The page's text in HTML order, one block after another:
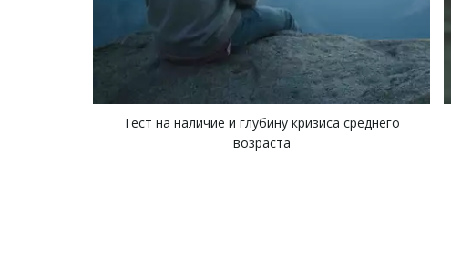
Тест на наличие и глубину кризиса среднего
возраста